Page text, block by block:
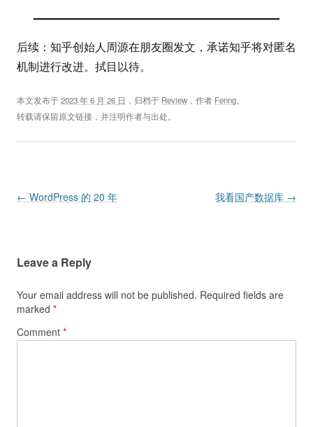
后续：知乎创始人周源在朋友圈发文，承诺知乎将对匿名
机制进行改进。拭目以待。
本文发布于2023 年 6 月 26 日 ，归档于 Review ，作者 Fenng。
转载请保留原文链接，并注明作者与出处。
Post navigation
← WordPress 的 20 年 我看国产数据库 →
Leave a Reply
Your email address will not be published. Required fields are
marked *
Comment *